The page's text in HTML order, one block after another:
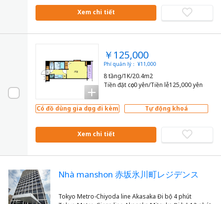
Xem chi tiết
￥125,000
Phí quản lý： ¥11,000
8 tầng/1K/20.4m2
Tiền đặt cọc0 yên/Tiền lễ125,000 yên
Có đồ dùng gia dụng đi kèm Tự động khoá
Xem chi tiết
Nhà manshon 赤坂氷川町レジデンス
Tokyo Metro-Chiyoda line Akasaka Đi bộ 4 phút